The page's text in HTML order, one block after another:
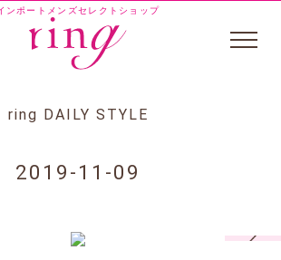
ンポートメンズセレクトショップ
ring DAILY STYLE
2019-11-09